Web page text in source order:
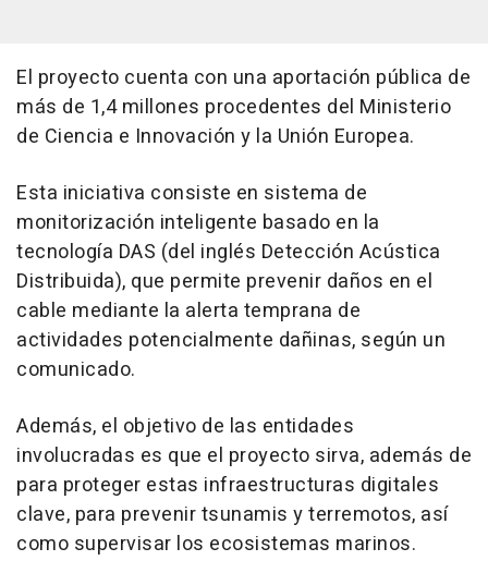
El proyecto cuenta con una aportación pública de
más de 1,4 millones procedentes del Ministerio
de Ciencia e Innovación y la Unión Europea.
Esta iniciativa consiste en sistema de
monitorización inteligente basado en la
tecnología DAS (del inglés Detección Acústica
Distribuida), que permite prevenir daños en el
cable mediante la alerta temprana de
actividades potencialmente dañinas, según un
comunicado.
Además, el objetivo de las entidades
involucradas es que el proyecto sirva, además de
para proteger estas infraestructuras digitales
clave, para prevenir tsunamis y terremotos, así
como supervisar los ecosistemas marinos.